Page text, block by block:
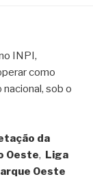
INPI,
como
sob o
da
Oeste, Liga
Oeste